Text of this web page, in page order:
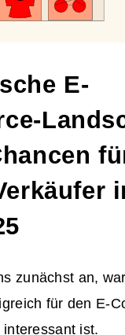
E-
zunächst an,
für den E-
ist.